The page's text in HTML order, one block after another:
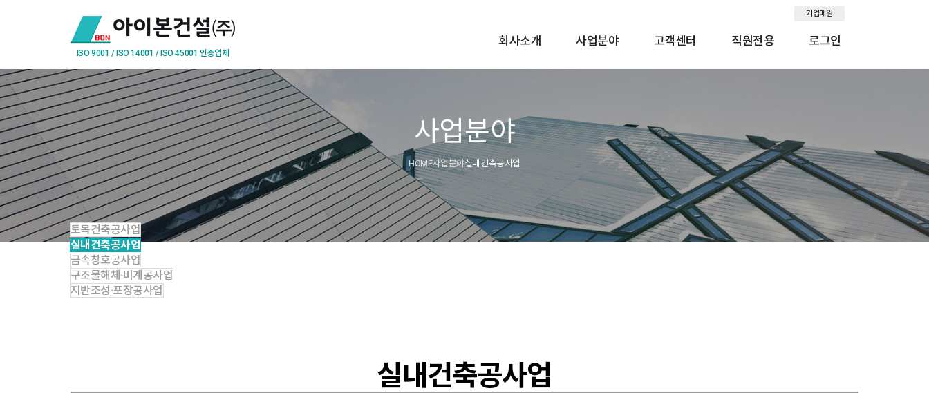
기업메일
회사소개 사업분야 고객센터 직원전용 로그인
사업분야
HOME사업분야실내건축공사업
토목건축공사업
실내건축공사업
금속창호공사업
구조물해체·비계공사업
지반조성·포장공사업
실내건축공사업